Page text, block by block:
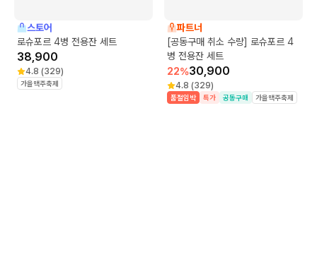
스토어
로슈포르 4병 전용잔 세트
38,900
4.8 (329)
가을맥주축제
파트너
[공동구매 취소 수량] 로슈포르 4
병 전용잔 세트
22%30,900
4.8 (329)
품절임박 특가 공동구매 가을맥주축제